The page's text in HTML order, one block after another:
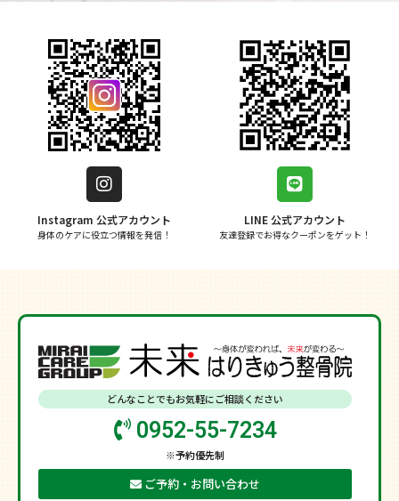
Instagram 公式アカウント
身体のケアに役立つ情報を発信！
LINE 公式アカウント
友達登録でお得なクーポンをゲット！
どんなことでもお気軽にご相談ください
0952-55-7234
※予約優先制
ご予約・お問い合わせ